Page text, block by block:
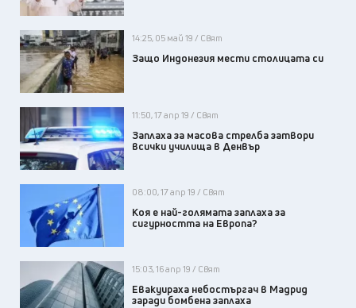
14:25, 05 май 19 / Свят
Защо Индонезия мести столицата си
11:50, 17 апр 19 / Свят
Заплаха за масова стрелба затвори
всички училища в Денвър
08:00, 17 апр 19 / Свят
Коя е най-голямата заплаха за
сигурността на Европа?
15:03, 16 апр 19 / Свят
Евакуираха небостъргач в Мадрид
заради бомбена заплаха